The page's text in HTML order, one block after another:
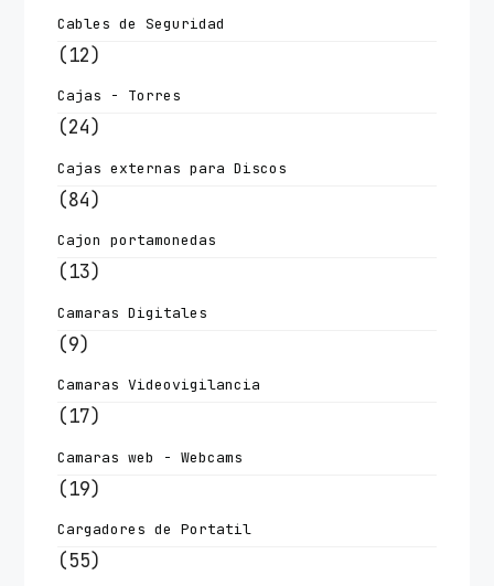
Cables de Seguridad
(12)
Cajas - Torres
(24)
Cajas externas para Discos
(84)
Cajon portamonedas
(13)
Camaras Digitales
(9)
Camaras Videovigilancia
(17)
Camaras web - Webcams
(19)
Cargadores de Portatil
(55)